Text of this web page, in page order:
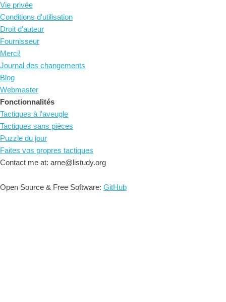
Vie privée
Conditions d'utilisation
Droit d'auteur
Fournisseur
Merci!
Journal des changements
Blog
Webmaster
Fonctionnalités
Tactiques à l'aveugle
Tactiques sans pièces
Puzzle du jour
Faites vos propres tactiques
Contact me at: arne@listudy.org
Open Source & Free Software: GitHub